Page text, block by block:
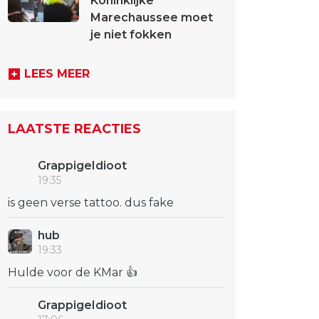
Marechaussee moet
je niet fokken
LEES MEER
LAATSTE REACTIES
GrappigeIdioot
19:35
is geen verse tattoo. dus fake
hub
19:33
Hulde voor de KMar 👍
GrappigeIdioot